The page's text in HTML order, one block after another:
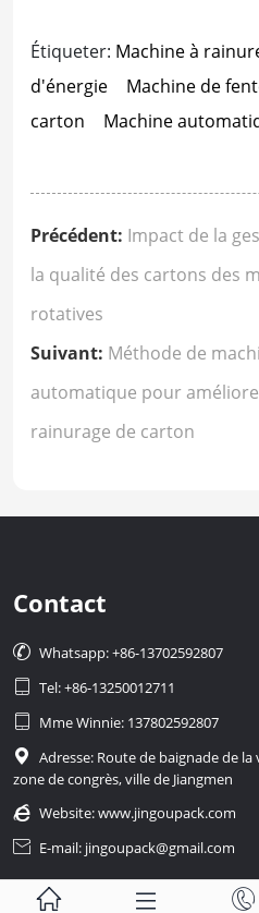
Étiqueter: Machine à
d'énergie
Machine de
carton
Machine
Précédent: Impact de la
la qualité des cartons des
rotatives
Suivant: Méthode de
automatique pour
rainurage de carton
Contact
 Whatsapp: +86-13702592807
 Tel: +86-13250012711
 Mme Winnie: 137802592807

Adresse: Route de baignade de
zone de congrès, ville de Jiangmen
 Website:www.jingoupack.com
 E-mail: jingoupack@gmail.com
  